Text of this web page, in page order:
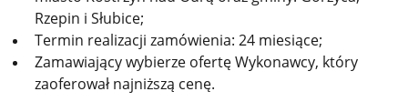
Rzepin i Słubice;
Termin realizacji zamówienia: 24 miesiące;
Zamawiający wybierze ofertę Wykonawcy, który
zaoferował najniższą cenę.